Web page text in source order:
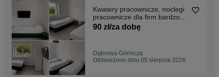
Kwatery pracownicze, noclegi
pracownicze dla firm bardzo
wysoki standard Dabrowa
Gornicza ul. Pękalskich 47,
90 zł/za dobę
Dąbrowa Górnicza
Odświeżono dnia 05 sierpnia 2026